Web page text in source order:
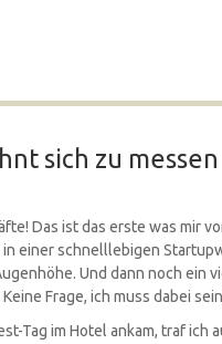
sich zu messen
Das ist das erste was mir
einer schnelllebigen
Und dann noch ein
Frage, ich muss dabei
Tag im Hotel ankam, traf ich